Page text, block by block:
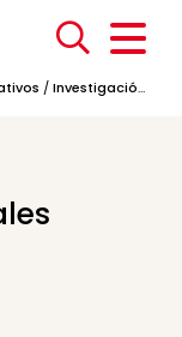
/Investigación educativa